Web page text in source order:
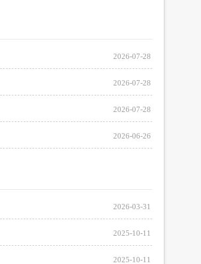
2026-07-28
2026-07-28
2026-07-28
2026-06-26
2026-03-31
2025-10-11
2025-10-11